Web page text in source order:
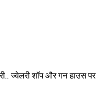
ज्वेलरी शॉप और गन हाउस पर